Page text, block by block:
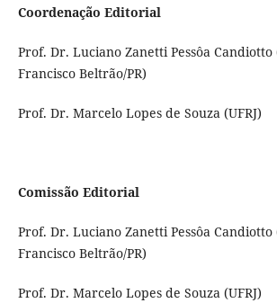
Coordenação Editorial
Prof. Dr. Luciano Zanetti Pessôa Candiotto
Francisco Beltrão/PR)
Prof. Dr. Marcelo Lopes de Souza (UFRJ)
Comissão Editorial
Prof. Dr. Luciano Zanetti Pessôa Candiotto
Francisco Beltrão/PR)
Prof. Dr. Marcelo Lopes de Souza (UFRJ)